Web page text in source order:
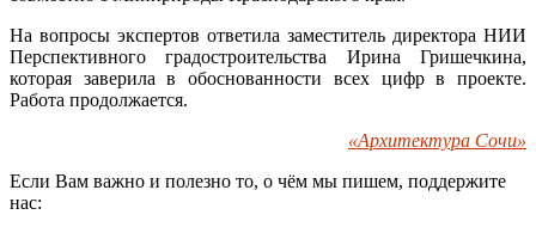
На вопросы экспертов ответила заместитель директора НИИ
Перспективного градостроительства Ирина Гришечкина,
которая заверила в обоснованности всех цифр в проекте.
Работа продолжается.
«Архитектура Сочи»
Если Вам важно и полезно то, о чём мы пишем, поддержите
нас: